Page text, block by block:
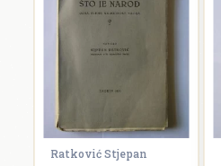
E-mail se ne prikazuje javno.
Ocjena *
Ratković Stjepan